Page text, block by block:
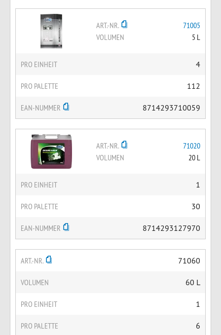
ART.-NR.
71005
VOLUMEN
5 L
PRO EINHEIT 4
PRO PALETTE 112
EAN-NUMMER 8714293710059
ART.-NR.
71020
VOLUMEN
20 L
PRO EINHEIT 1
PRO PALETTE 30
EAN-NUMMER 8714293127970
ART.-NR. 71060
VOLUMEN 60 L
PRO EINHEIT 1
PRO PALETTE 6